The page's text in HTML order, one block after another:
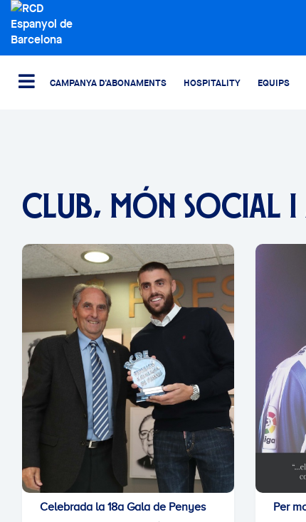
CAMPANYA D'ABONAMENTS HOSPITALITY EQUIPS
CLUB, MÓN SOCIAL I
Celebrada la 18a Gala de Penyes Per